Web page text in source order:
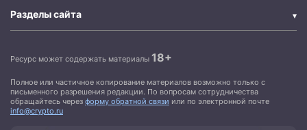
Разделы сайта
Ресурс может содержать материалы 18+
Полное или частичное копирование материалов возможно только с
письменного разрешения редакции. По вопросам сотрудничества
обращайтесь через форму обратной связи или по электронной почте
info@crypto.ru